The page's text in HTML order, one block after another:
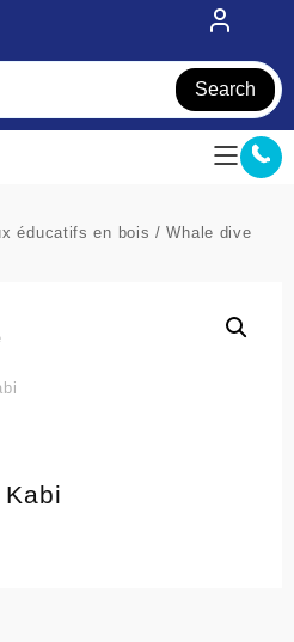
Search
éducatifs en bois / Whale dive